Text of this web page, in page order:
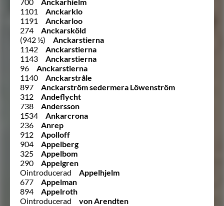
700
Anckarhielm
1101
Anckarklo
1191
Anckarloo
274
Anckarsköld
(942 ½)
Anckarstierna
1142
Anckarstierna
1143
Anckarstierna
96
Anckarstierna
1140
Anckarstråle
897
Anckarström sedermera Löwenström
312
Andeflycht
738
Andersson
1534
Ankarcrona
236
Anrep
912
Apolloff
904
Appelberg
325
Appelbom
290
Appelgren
Ointroducerad
Appelhjelm
677
Appelman
894
Appelroth
Ointroducerad
von Arendten